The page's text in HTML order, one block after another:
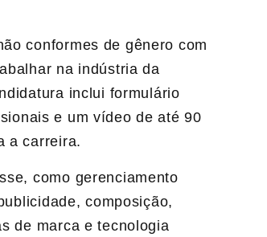
conformes de gênero com
na indústria da
inclui formulário
e um vídeo de até 90
a carreira.
como gerenciamento
composição,
de marca e tecnologia